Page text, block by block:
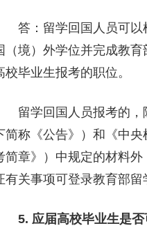
答：留学回国人员可以
（境）外学位并完成教
校毕业生报考的职位。
留学回国人员报考的，
简称《公告》）和《中
简章》）中规定的材料
有关事项可登录教育部留
5. 应届高校毕业生是